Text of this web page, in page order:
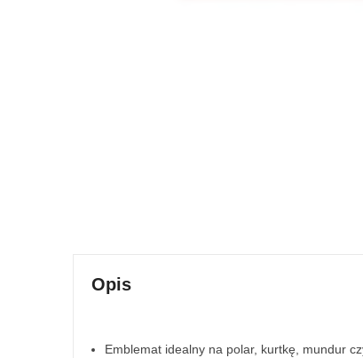
Opis
Emblemat idealny na polar, kurtkę, mundur